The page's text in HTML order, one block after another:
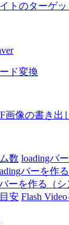
トのターゲッ
ド変換
画像の書き出
数 loadingバ
バーを作
ーを作る（シ
安 Flash